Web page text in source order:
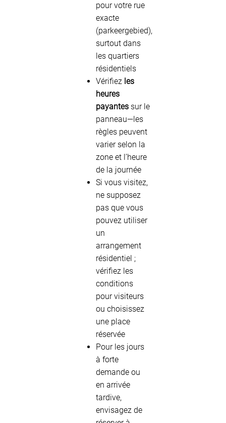
pour votre rue
exacte
(parkeergebied),
surtout dans
les quartiers
résidentiels
Vérifiez les
heures
payantes sur le
panneau—les
règles peuvent
varier selon la
zone et l’heure
de la journée
Si vous visitez,
ne supposez
pas que vous
pouvez utiliser
un
arrangement
résidentiel ;
vérifiez les
conditions
pour visiteurs
ou choisissez
une place
réservée
Pour les jours
à forte
demande ou
en arrivée
tardive,
envisagez de